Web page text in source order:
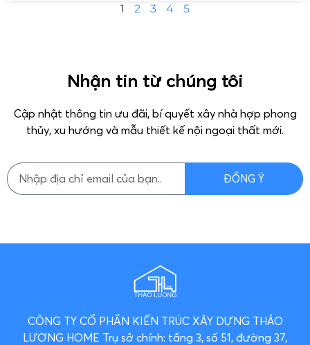
1 2 3 4 5
Nhận tin từ chúng tôi
Cập nhật thông tin ưu đãi, bí quyết xây nhà hợp phong
thủy, xu hướng và mẫu thiết kế nội ngoại thất mới.
ĐỒNG Ý
CÔNG TY CỔ PHẦN KIẾN TRÚC XÂY DỰNG THẢO
LƯƠNG HOME Trụ sở chính: tầng 3, số 51, đường 37,